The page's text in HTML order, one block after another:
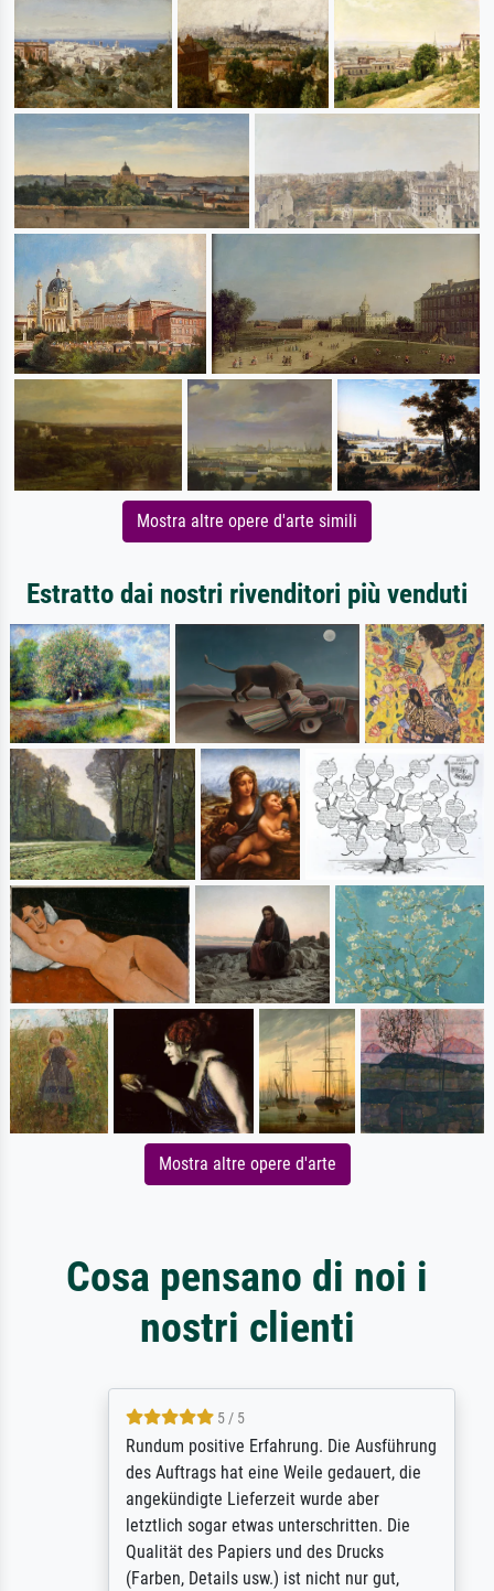
Mostra altre opere d'arte simili
Estratto dai nostri rivenditori più venduti
Mostra altre opere d'arte
Cosa pensano di noi i
nostri clienti
5 / 5
Rundum positive Erfahrung. Die Ausführung
des Auftrags hat eine Weile gedauert, die
angekündigte Lieferzeit wurde aber
letztlich sogar etwas unterschritten. Die
Qualität des Papiers und des Drucks
(Farben, Details usw.) ist nicht nur gut,